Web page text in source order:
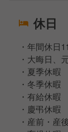
休日
・年間休日
・大晦日、
・夏季休暇
・冬季休暇
・有給休暇
・慶弔休暇
・産前・産